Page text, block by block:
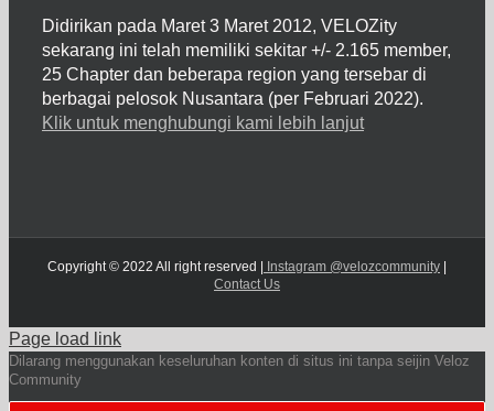
Didirikan pada Maret 3 Maret 2012, VELOZity
sekarang ini telah memiliki sekitar +/- 2.165 member,
25 Chapter dan beberapa region yang tersebar di
berbagai pelosok Nusantara (per Februari 2022).
Klik untuk menghubungi kami lebih lanjut
Copyright © 2022 All right reserved | Instagram @velozcommunity
Contact Us
Page load link
Dilarang menggunakan keseluruhan konten di situs ini tanpa seijin Veloz
Community